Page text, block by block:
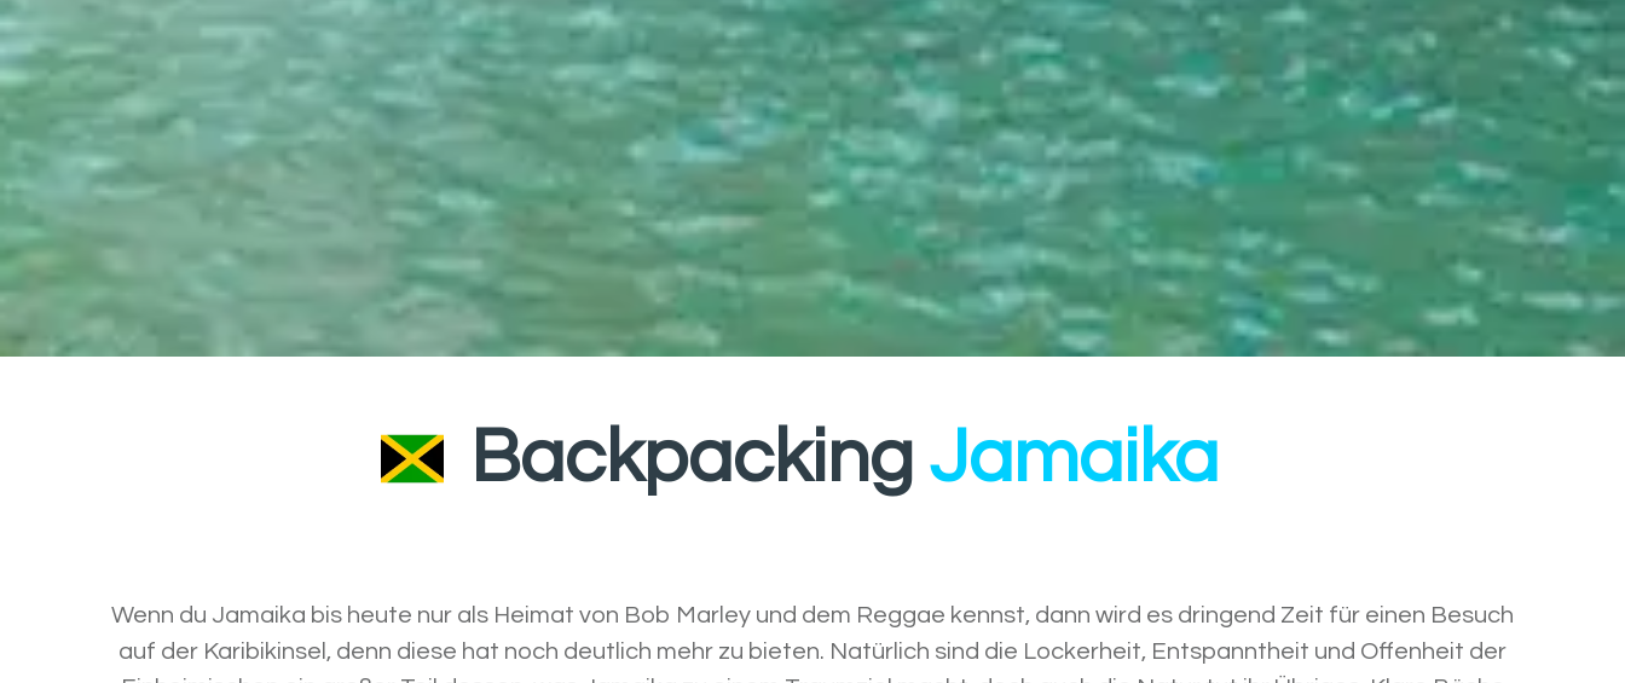
Backpacking Jamaika
Wenn du Jamaika bis heute nur als Heimat von Bob Marley und dem Reggae kennst, dann wird es dringend Zeit für einen Besuch
auf der Karibikinsel, denn diese hat noch deutlich mehr zu bieten. Natürlich sind die Lockerheit, Entspanntheit und Offenheit der